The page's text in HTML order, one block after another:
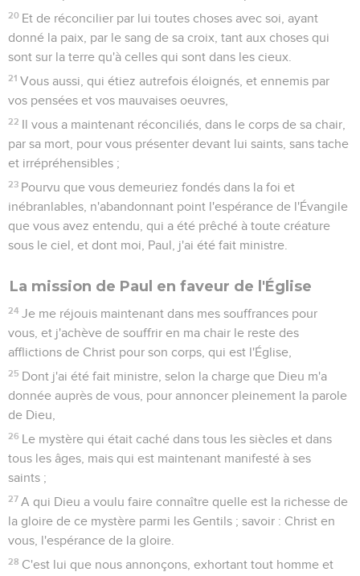
20 Et de réconcilier par lui toutes choses avec soi, ayant
donné la paix, par le sang de sa croix, tant aux choses qui
sont sur la terre qu'à celles qui sont dans les cieux.
21 Vous aussi, qui étiez autrefois éloignés, et ennemis par
vos pensées et vos mauvaises oeuvres,
22 Il vous a maintenant réconciliés, dans le corps de sa chair,
par sa mort, pour vous présenter devant lui saints, sans tache
et irrépréhensibles ;
23 Pourvu que vous demeuriez fondés dans la foi et
inébranlables, n'abandonnant point l'espérance de l'Évangile
que vous avez entendu, qui a été prêché à toute créature
sous le ciel, et dont moi, Paul, j'ai été fait ministre.
La mission de Paul en faveur de l'Église
24 Je me réjouis maintenant dans mes souffrances pour
vous, et j'achève de souffrir en ma chair le reste des
afflictions de Christ pour son corps, qui est l'Église,
25 Dont j'ai été fait ministre, selon la charge que Dieu m'a
donnée auprès de vous, pour annoncer pleinement la parole
de Dieu,
26 Le mystère qui était caché dans tous les siècles et dans
tous les âges, mais qui est maintenant manifesté à ses
saints ;
27 A qui Dieu a voulu faire connaître quelle est la richesse de
la gloire de ce mystère parmi les Gentils ; savoir : Christ en
vous, l'espérance de la gloire.
28 C'est lui que nous annonçons, exhortant tout homme et